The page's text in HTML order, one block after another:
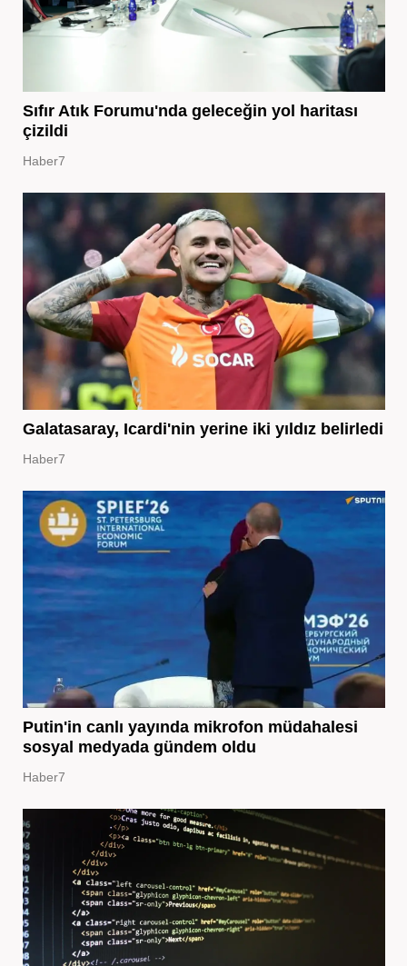
Sıfır Atık Forumu'nda geleceğin yol haritası
çizildi
Haber7
Galatasaray, Icardi'nin yerine iki yıldız belirledi
Haber7
Putin'in canlı yayında mikrofon müdahalesi
sosyal medyada gündem oldu
Haber7